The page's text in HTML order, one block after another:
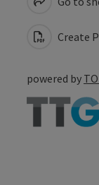
Create
powered by